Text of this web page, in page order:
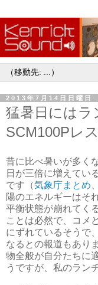
2013年7月14日日曜日
猛暑日にはラ
SCM100Pレ
昔に比べ暑いが多く
日が三倍に増えてい
です（気象庁まとめ
陽のエネルギーはそ
平衡状態が崩れてく
ことは必然で、コメ
にずれているそうで
なるとの報道もあり
物全般が自分たちに
うですが、私のラン